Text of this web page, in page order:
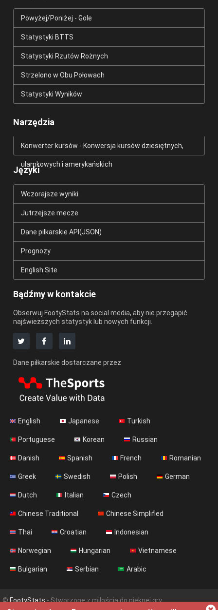
Powyżej/Poniżej - Gole
Statystyki BTTS
Statystyki Rzutów Rożnych
Strzelono w Obu Połowach
Statystyki Wyników
Narzędzia
Konwerter kursów - Konwersja kursów dziesiętnych,
ułamkowych i amerykańskich
Języki
Wczorajsze wyniki
Jutrzejsze mecze
Dane piłkarskie API(JSON)
Prognozy
English Site
Bądźmy w kontakcie
Obserwuj FootyStats na social media, aby nie przegapić
najświeższych statystyk lub nowych funkcji.
Dane piłkarskie dostarczane przez
English Japanese Turkish
Portuguese Korean Russian
Danish Spanish French Romanian
Greek Swedish Polish German
Dutch Italian Czech
Chinese Traditional Chinese Simplified
Thai Croatian Indonesian
Norwegian Hungarian Vietnamese
Bulgarian Serbian Arabic
©FootyStats- Stworzone z miłością do pięknej gry